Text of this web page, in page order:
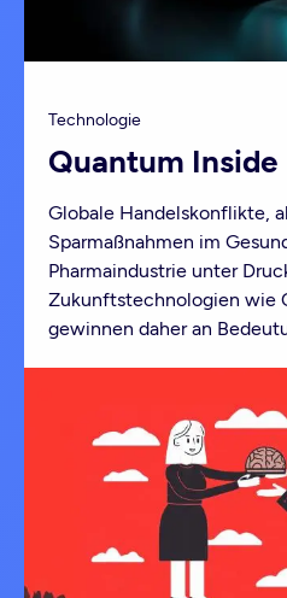
Technologie
Quantum Inside
Globale Handelskonflikte,
Sparmaßnahmen im
Pharmaindustrie unter
Zukunftstechnologien wie
gewinnen daher an